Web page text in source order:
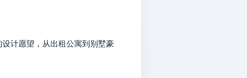
计愿望，从出租公寓到别墅豪